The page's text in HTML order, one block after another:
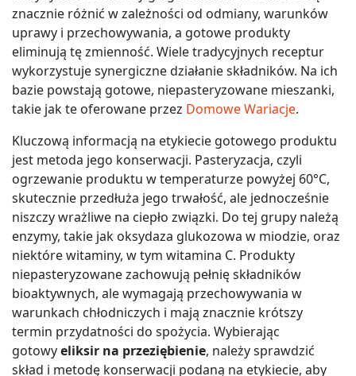
znacznie różnić w zależności od odmiany, warunków
uprawy i przechowywania, a gotowe produkty
eliminują tę zmienność. Wiele tradycyjnych receptur
wykorzystuje synergiczne działanie składników. Na ich
bazie powstają gotowe, niepasteryzowane mieszanki,
takie jak te oferowane przez Domowe Wariacje.
Kluczową informacją na etykiecie gotowego produktu
jest metoda jego konserwacji. Pasteryzacja, czyli
ogrzewanie produktu w temperaturze powyżej 60°C,
skutecznie przedłuża jego trwałość, ale jednocześnie
niszczy wrażliwe na ciepło związki. Do tej grupy należą
enzymy, takie jak oksydaza glukozowa w miodzie, oraz
niektóre witaminy, w tym witamina C. Produkty
niepasteryzowane zachowują pełnię składników
bioaktywnych, ale wymagają przechowywania w
warunkach chłodniczych i mają znacznie krótszy
termin przydatności do spożycia. Wybierając
gotowyeliksir na przeziębienie, należy sprawdzić
skład i metodę konserwacji podaną na etykiecie, aby